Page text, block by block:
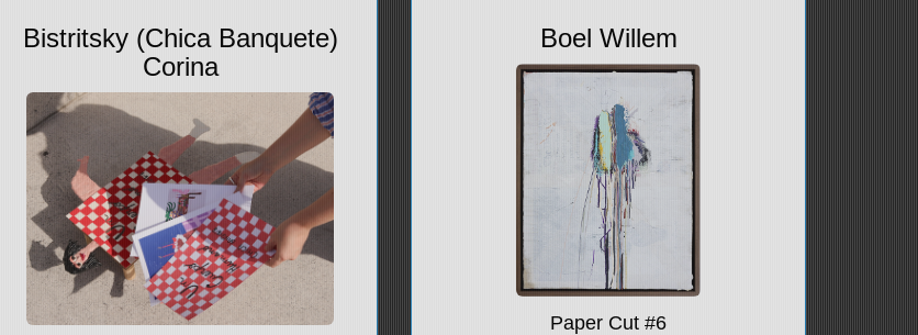
Bistritsky (Chica Banquete)
Corina
Boel Willem
Paper Cut #6